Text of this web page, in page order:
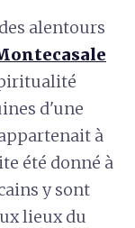
alentours
d'une
à
été donné à
y sont
lieux du